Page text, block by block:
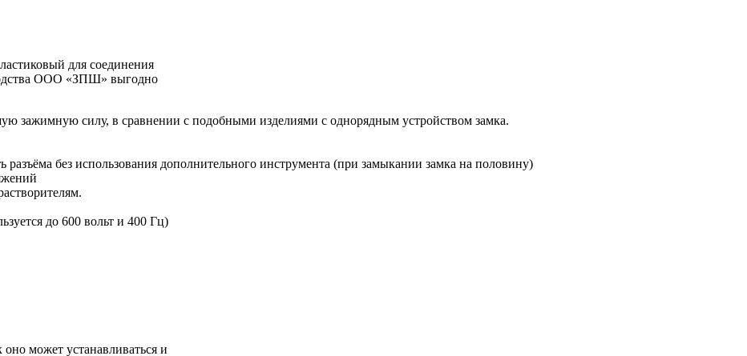
для соединения
ООО «ЗПШ» выгодно
зажимную силу, в сравнении с подобными изделиями с однорядным устройством замка.
без использования дополнительного инструмента (при замыкании замка на половину)
до 600 вольт и 400 Гц)
может устанавливаться и